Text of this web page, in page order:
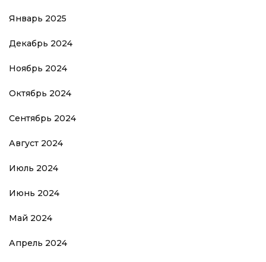
Январь 2025
Декабрь 2024
Ноябрь 2024
Октябрь 2024
Сентябрь 2024
Август 2024
Июль 2024
Июнь 2024
Май 2024
Апрель 2024